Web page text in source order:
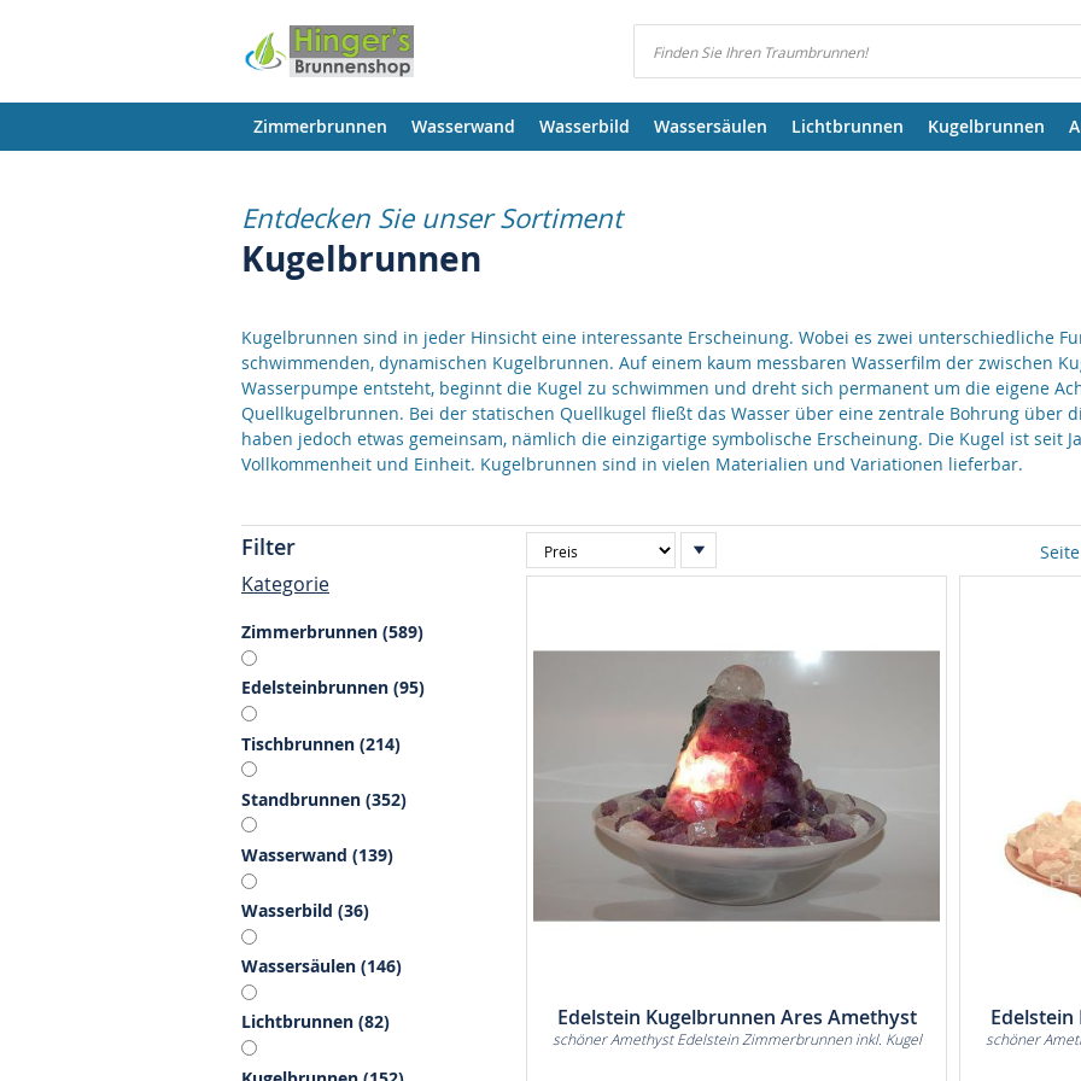
Suchen
Zimmerbrunnen Wasserwand Wasserbild Wassersäulen Lichtbrunnen Kugelbrunnen
Entdecken Sie unser Sortiment
Kugelbrunnen
Kugelbrunnen sind in jeder Hinsicht eine interessante Erscheinung. Wobei es zwei unterschiedliche
schwimmenden, dynamischen Kugelbrunnen. Auf einem kaum messbaren Wasserfilm der zwischen
Wasserpumpe entsteht, beginnt die Kugel zu schwimmen und dreht sich permanent um die eigene
Quellkugelbrunnen. Bei der statischen Quellkugel fließt das Wasser über eine zentrale Bohrung über
haben jedoch etwas gemeinsam, nämlich die einzigartige symbolische Erscheinung. Die Kugel ist seit
Vollkommenheit und Einheit. Kugelbrunnen sind in vielen Materialien und Variationen lieferbar.
absteigender
Seite
Edelstein Kugelbrunnen Ares Amethyst
schöner Amethyst Edelstein Zimmerbrunnen inkl. Kugel schöner
Filter
Kategorie
Zimmerbrunnen 589Artikel
Edelsteinbrunnen 95Artikel
Tischbrunnen 214Artikel
Standbrunnen 352Artikel
Wasserwand 139Artikel
Wasserbild 36Artikel
Wassersäulen 146Artikel
Lichtbrunnen 82Artikel
Artikel